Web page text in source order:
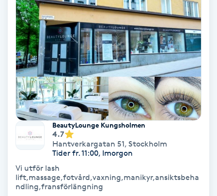
Vaccination
Vampyrbehandling
Vaxning
Vaxning brasiliansk
Veterinär
Vibrationsmassage
Vinyasa Yoga
BeautyLounge Kungsholmen
4.7
Hantverkargatan 51, Stockholm
Tider fr. 11:00, Imorgon
Vi utför lash
lift,massage,fotvård,vaxning,manikyr,ansiktsbeha
ndling,fransförlängning